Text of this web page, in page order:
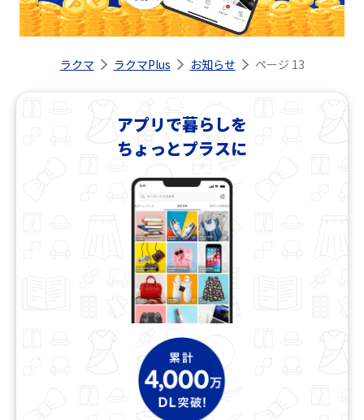
ラクマ ラクマPlus お知らせ ページ 13
アプリで暮らしを
ちょっとプラスに